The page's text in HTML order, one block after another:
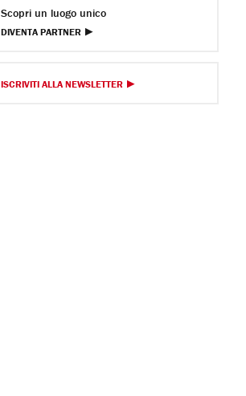
Scopri un luogo unico
DIVENTA PARTNER
ISCRIVITI ALLA NEWSLETTER